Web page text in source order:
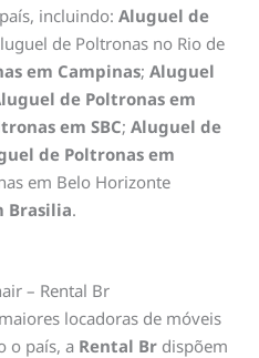
incluindo: Aluguel de
de Poltronas no Rio de
em Campinas; Aluguel
de Poltronas em
em SBC; Aluguel de
de Poltronas em
em Belo Horizonte
Brasilia.
– Rental Br
locadoras de móveis
o país, a Rental Br dispõem